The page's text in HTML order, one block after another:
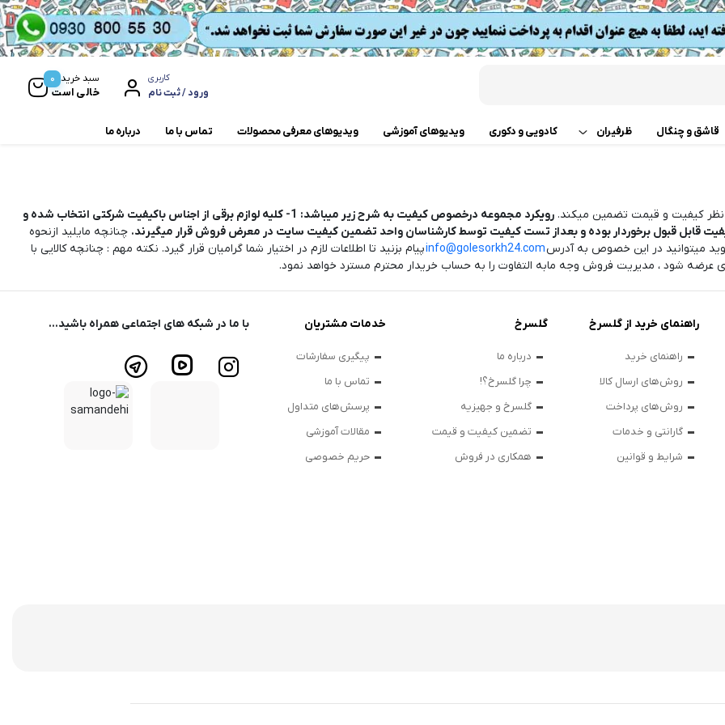
کاربری
ورود / ثبت نام
سبد خرید
خالی است
0
گوشت
برقی
آشپزخانه
همزن
قاشق و چنگال ظرفیران
تابه دو دسته
تابه تک دسته
تابه فر
کادویی و دکوری ویدیوهای آموزشی ویدیوهای معرفی محصولات تماس با ما درباره ما
نظر کیفیت و قیمت تضمین میکند. رویکرد مجموعه درخصوص کیفیت به شرح زیر میباشد:
1- کلیه لوازم برقی از اجناس باکیفیت شرکتی انتخاب شده و
چنانچه مایلید ازنحوه
میتوانید در این خصوص به آدرسinfo@golesorkh24.comپیام بزنید تا اطلاعات لازم در اختیار شما گرامیان قرار گیرد. نکته مهم : چنانچه کالایی با
شود ، مدیریت فروش وجه مابه التفاوت را به حساب خریدار محترم مسترد خواهد نمود.
راهنمای خرید از گلسرخ
راهنمای خرید
روش‌های ارسال کالا
روش‌های پرداخت
گارانتی و خدمات
شرایط و قوانین
گلسرخ
درباره ما
چرا گلسرخ؟!
گلسرخ و جهیزیه
تضمین کیفیت و قیمت
همکاری در فروش
خدمات مشتریان
پیگیری سفارشات
تماس با ما
پرسش‌های متداول
مقالات آموزشی
حریم خصوصی
با ما در شبکه های اجتماعی همراه باشید...